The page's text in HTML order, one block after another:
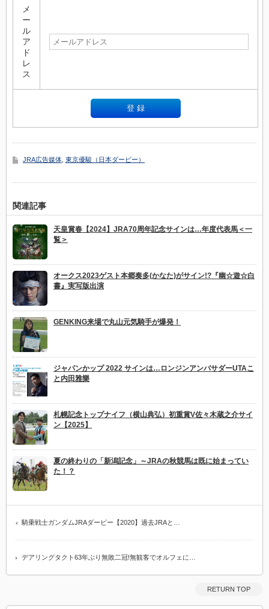
メ
ー
ル
ア
ド
レ
ス
JRA広告媒体 東京優駿（日本ダービー）
関連記事
天皇賞春【2024】JRA70周年記念サインは…年度代表馬＜一
覧＞
オークス2023ゲスト本郷奏多(かなた)がサイン!?『幽☆遊☆白
書』実写版出演
GENKING来場で丸山元気騎手が爆発！
ジャパンかップ 2022 サインは…ロンジンアンバサダーUTAこ
と内田雅樂
札幌記念トップナイフ（横山典弘）初重賞V佐々木蔵之介サイ
ン【2025】
夏の終わりの「新潟記念」～JRAの秋競馬は既に始まってい
た！？
騎乗戦士ガンダムJRAダービー【2020】過去JRAと…
デアリングタクト63年ぶり無敗二冠!無観客でオルフェに…
RETURN TOP